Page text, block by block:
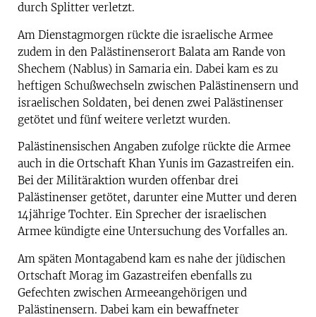
durch Splitter verletzt.
Am Dienstagmorgen rückte die israelische Armee
zudem in den Palästinenserort Balata am Rande von
Shechem (Nablus) in Samaria ein. Dabei kam es zu
heftigen Schußwechseln zwischen Palästinensern und
israelischen Soldaten, bei denen zwei Palästinenser
getötet und fünf weitere verletzt wurden.
Palästinensischen Angaben zufolge rückte die Armee
auch in die Ortschaft Khan Yunis im Gazastreifen ein.
Bei der Militäraktion wurden offenbar drei
Palästinenser getötet, darunter eine Mutter und deren
14jährige Tochter. Ein Sprecher der israelischen
Armee kündigte eine Untersuchung des Vorfalles an.
Am späten Montagabend kam es nahe der jüdischen
Ortschaft Morag im Gazastreifen ebenfalls zu
Gefechten zwischen Armeeangehörigen und
Palästinensern. Dabei kam ein bewaffneter